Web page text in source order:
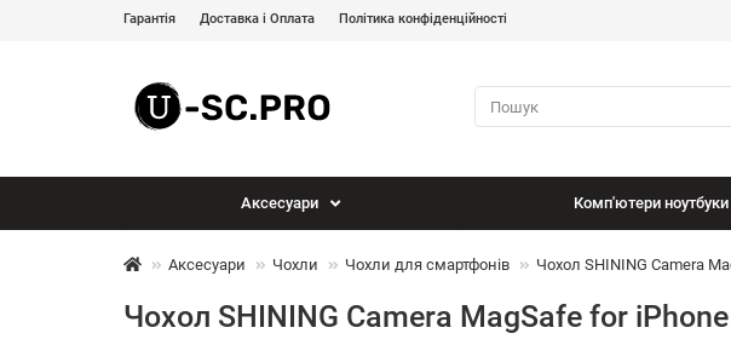
Гарантія Доставка і Оплата Політика конфіденційності
Аксесуари Комп'ютери
Аксесуари Чохли Чохли для смартфонів Чохол SHINING Camera
Чохол SHINING Camera MagSafe for